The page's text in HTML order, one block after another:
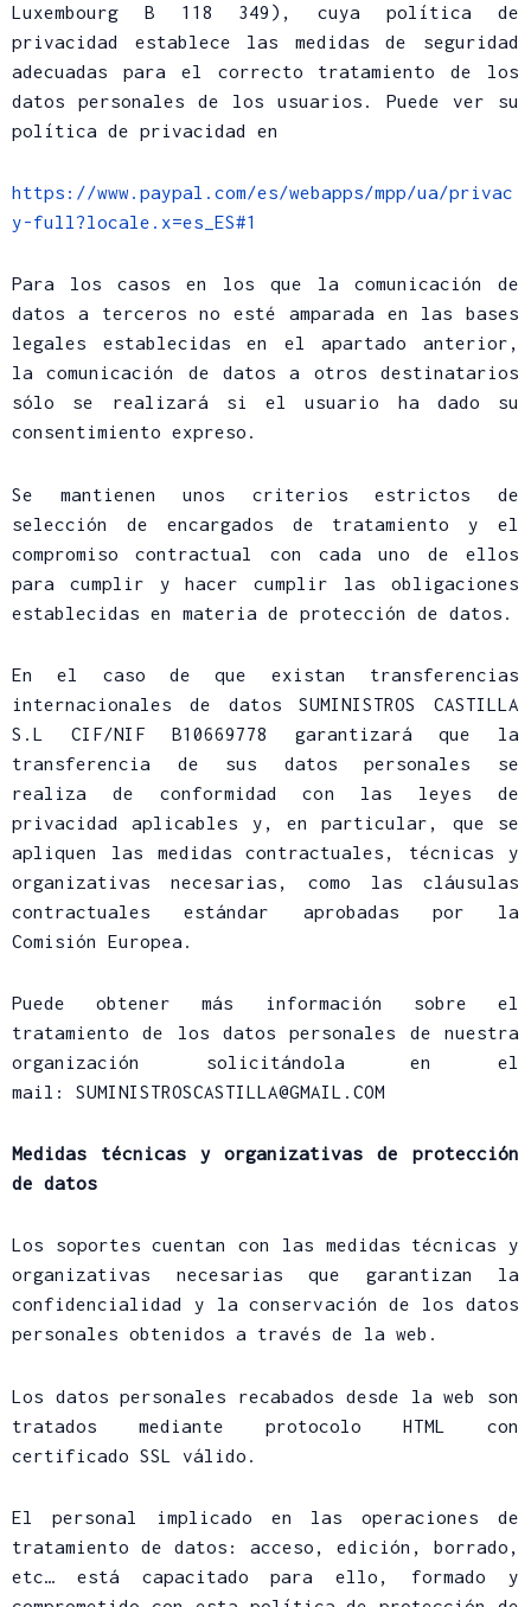
Luxembourg B 118 349), cuya política de
privacidad establece las medidas de seguridad
adecuadas para el correcto tratamiento de los
datos personales de los usuarios. Puede ver su
política de privacidad en
https://www.paypal.com/es/webapps/mpp/ua/privac
y-full?locale.x=es_ES#1
Para los casos en los que la comunicación de
datos a terceros no esté amparada en las bases
legales establecidas en el apartado anterior,
la comunicación de datos a otros destinatarios
sólo se realizará si el usuario ha dado su
consentimiento expreso.
Se mantienen unos criterios estrictos de
selección de encargados de tratamiento y el
compromiso contractual con cada uno de ellos
para cumplir y hacer cumplir las obligaciones
establecidas en materia de protección de datos.
En el caso de que existan transferencias
internacionales de datos SUMINISTROS CASTILLA
S.L CIF/NIF B10669778 garantizará que la
transferencia de sus datos personales se
realiza de conformidad con las leyes de
privacidad aplicables y, en particular, que se
apliquen las medidas contractuales, técnicas y
organizativas necesarias, como las cláusulas
contractuales estándar aprobadas por la
Comisión Europea.
Puede obtener más información sobre el
tratamiento de los datos personales de nuestra
organización solicitándola en el
mail: SUMINISTROSCASTILLA@GMAIL.COM
Medidas técnicas y organizativas de protección
de datos
Los soportes cuentan con las medidas técnicas y
organizativas necesarias que garantizan la
confidencialidad y la conservación de los datos
personales obtenidos a través de la web.
Los datos personales recabados desde la web son
tratados mediante protocolo HTML con
certificado SSL válido.
El personal implicado en las operaciones de
tratamiento de datos: acceso, edición, borrado,
etc… está capacitado para ello, formado y